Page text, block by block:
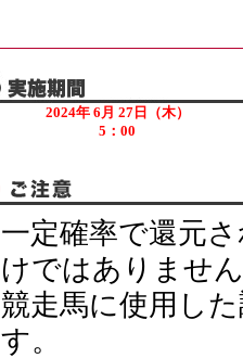
2024年 6月 27日（木）
5：00
一定確率で還元
けではありませ
競走馬に使用し
す。